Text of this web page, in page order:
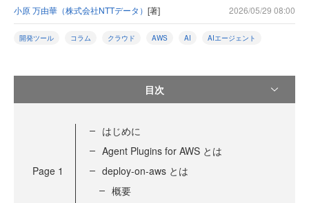
小原 万由華（株式会社NTTデータ） [著] 2026/05/29 08:00
開発ツール コラム クラウド AWS AI AIエージェント
目次
Page 1
はじめに
Agent Plugins for AWS とは
deploy-on-aws とは
概要